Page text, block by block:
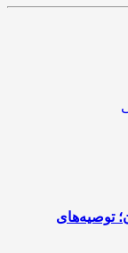
توصیه‌های